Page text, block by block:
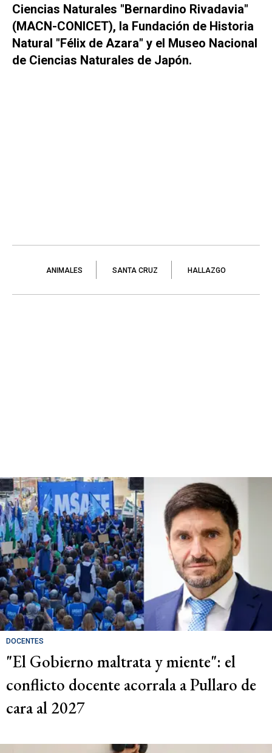
Ciencias Naturales "Bernardino Rivadavia"
(MACN-CONICET), la Fundación de Historia
Natural "Félix de Azara" y el Museo Nacional
de Ciencias Naturales de Japón.
ANIMALES SANTA CRUZ HALLAZGO
DOCENTES
"El Gobierno maltrata y miente": el
conflicto docente acorrala a Pullaro de
cara al 2027